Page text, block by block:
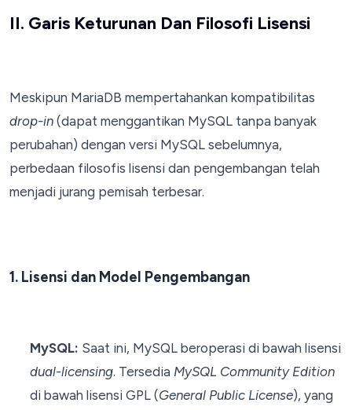
II. Garis Keturunan Dan Filosofi Lisensi
Meskipun MariaDB mempertahankan kompatibilitas
drop-in (dapat menggantikan MySQL tanpa banyak
perubahan) dengan versi MySQL sebelumnya,
perbedaan filosofis lisensi dan pengembangan telah
menjadi jurang pemisah terbesar.
1. Lisensi dan Model Pengembangan
MySQL: Saat ini, MySQL beroperasi di bawah lisensi
dual-licensing. Tersedia MySQL Community Edition
di bawah lisensi GPL (General Public License), yang